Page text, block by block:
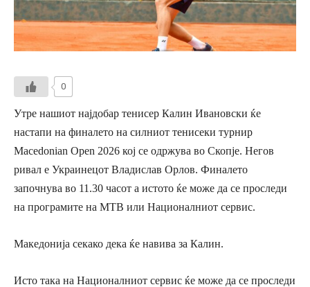
0
Утре нашиот најдобар тенисер Калин Ивановски ќе
настапи на финалето на силниот тенисеки турнир
Macedonian Open 2026 кој се одржува во Скопје. Негов
ривал е Украинецот Владислав Орлов. Финалето
започнува во 11.30 часот а истото ќе може да се проследи
на програмите на МТВ или Националниот сервис.
Македонија секако дека ќе навива за Калин.
Исто така на Националниот сервис ќе може да се проследи